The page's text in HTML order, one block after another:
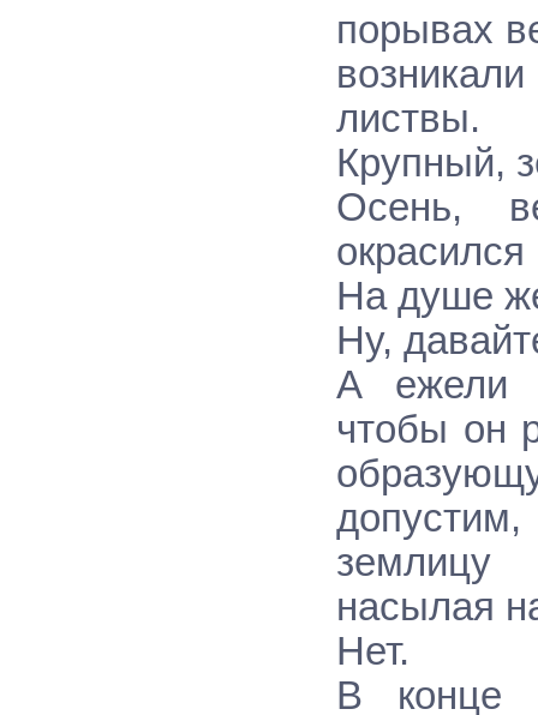
порывах
листвы.
Крупный,
Осень,
На душе
Ну,
А ежели
чтобы он
землицу
насылая
Нет.
В конце